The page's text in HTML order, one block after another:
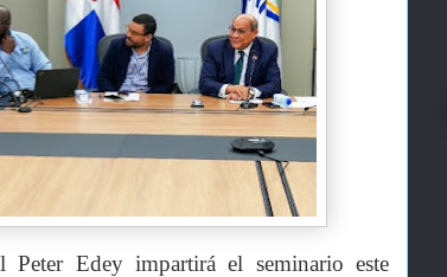
Peter Edey impartirá el seminario este